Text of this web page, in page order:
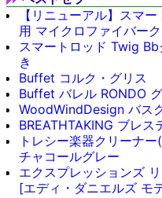
【リニューアル】スマ
用 マイクロファイバー
スマートロッド Twig
き
Buffet コルク・グリス
Buffet バレル RONDO
WoodWindDesign バス
BREATHTAKING ブレス
トレシー楽器クリーナ
チャコールグレー
エクスプレッションズ
[エディ・ダニエルズ モ